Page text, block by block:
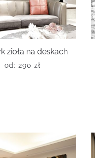
zioła na deskach
od: 290zł